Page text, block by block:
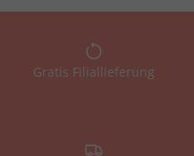
Gratis Filiallieferung